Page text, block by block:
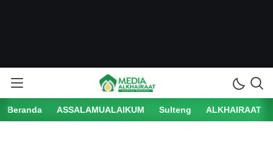
Beranda ASSALAMUALAIKUM Sulteng ALKHAIRAAT